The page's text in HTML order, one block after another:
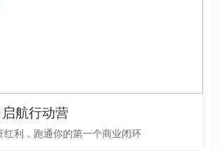
航行动营
红利，跑通你的第一个商业闭环